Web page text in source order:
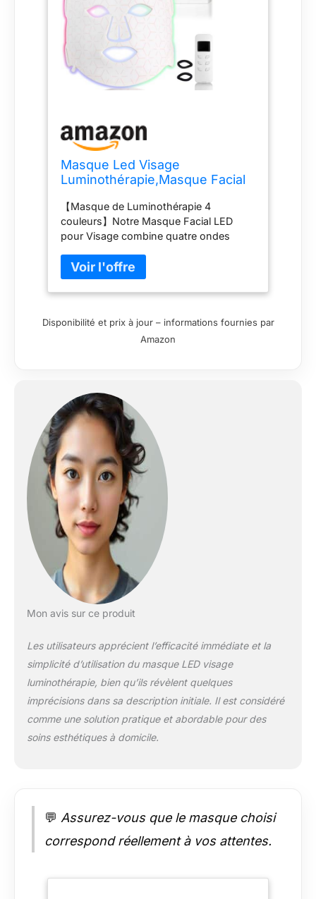
Masque Led Visage
Luminothérapie,Masque Facial
Flexible,LED Face Mask Proche
Infrarouge 5 Timer,Anti-
Âge,Rajeunissant,pour Tous
Les Types de Peau à la Maison
【Masque de Luminothérapie 4
couleurs】Notre Masque Facial LED
pour Visage combine quatre ondes
aide à réparer la sensibilité et à équilibrer
le sébum, la lumière jaune (590 nm)
éclaircit la peau et améliore son aspect
améliore l'élasticité et réduit l'apparence
des ridules, et le proche infrarouge (850
de luminothérapie est fabriqué à partir
de la dernière technologie d'irradiation
de la lumière et d'un matériau en silicone
alimentaire de haute qualité, qui est très
flexible et confortable, vous apportant
un confort sans précédent. Adapté à
tous les types de peau, il apaise
l'inflammation, favorise la régénération
de la peau et laisse la peau ferme et
translucide. 【Technologie Innovante】
Avec 240 puces lumineuses et une
densité d'énergie de 46mw/cm,
l'instrument de masque led associe la
science et les avantages de la lumière
pour offrir un traitement de beauté
complet et personnalisé pour le visage.
uniformément sur la surface de
l'instrument, offrant une couverture
complète et une distribution uniforme
de la lumière sur le visage pour un éclat
radieux. 【Facile à utiliser】Le masque
de luminothérapie offre 3 modes
d'énergie, des réglages de durée de
pression d'un bouton. La bande velcro
permet de l'utiliser facilement lorsque
vous utilisez votre téléphone portable,
Disponibilité et prix à jour – informations fournies par
Amazon
Mon avis sur ce produit
Les utilisateurs apprécient l’efficacité immédiate et la
simplicité d’utilisation du masque LED visage
luminothérapie, bien qu’ils révèlent quelques
imprécisions dans sa description initiale. Il est considéré
comme une solution pratique et abordable pour des
soins esthétiques à domicile.
💬 Assurez-vous que le masque choisi
correspond réellement à vos attentes.